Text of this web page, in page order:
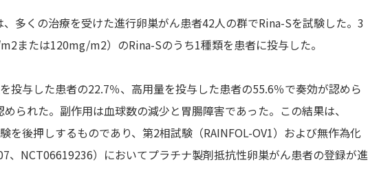
多くの治療を受けた進行卵巣がん患者42人の群でRina-Sを試験した。3
または120mg/m2）のRina-Sのうち1種類を患者に投与した。
投与した患者の22.7％、高用量を投与した患者の55.6％で奏効が認めら
られた。副作用は血球数の減少と胃腸障害であった。この結果は、
後押しするものであり、第2相試験（RAINFOL-OV1）および無作為化
、NCT06619236）においてプラチナ製剤抵抗性卵巣がん患者の登録が進